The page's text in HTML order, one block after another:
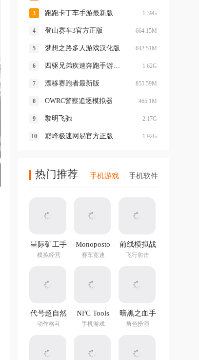
跑跑卡丁车手游最新版 1.39G
登山赛车3官方正版 664.15M
梦想之路多人游戏汉化版 642.51M
四驱兄弟疾速奔跑手游官方版 1.62G
漂移赛跑者最新版 855.59M
OWRC警察追逐模拟器 465.1M
黎明飞驰 2.17G
巅峰极速网易官方正版 1.92G
热门推荐 手机游戏 手机软件
星际矿工手
游
模拟经营
Monoposto
最新版
赛车竞速
前线模拟战
飞行射击
代号超自然
手游官方版
动作格斗
NFC Tools
PRO官方正
手机游戏
暗黑之血手
游
角色扮演